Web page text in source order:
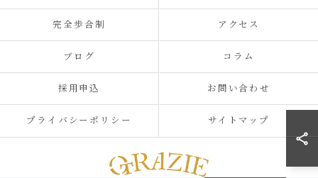
完全歩合制 アクセス
ブログ コラム
採用申込 お問い合わせ
プライバシーポリシー サイトマップ